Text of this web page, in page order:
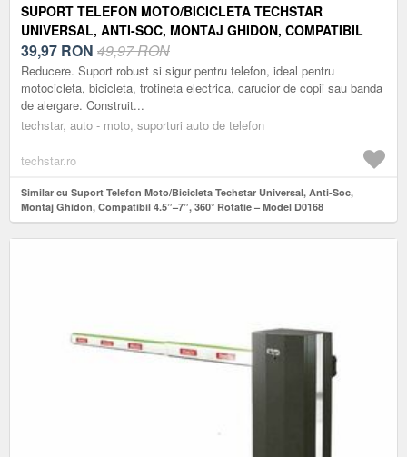
SUPORT TELEFON MOTO/BICICLETA TECHSTAR
UNIVERSAL, ANTI-SOC, MONTAJ GHIDON, COMPATIBIL
4.5”–7”, 360° ROTATIE – MODEL D0168
39,97 RON 49,97 RON
Reducere. Suport robust si sigur pentru telefon, ideal pentru
motocicleta, bicicleta, trotineta electrica, carucior de copii sau banda
de alergare. Construit...
techstar, auto - moto, suporturi auto de telefon
techstar.ro
Similar cu Suport Telefon Moto/Bicicleta Techstar Universal, Anti-Soc,
Montaj Ghidon, Compatibil 4.5”–7”, 360° Rotatie – Model D0168